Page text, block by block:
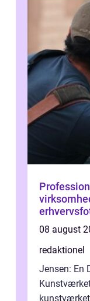
08 august
redaktionel
Jensen: En
kunstværket